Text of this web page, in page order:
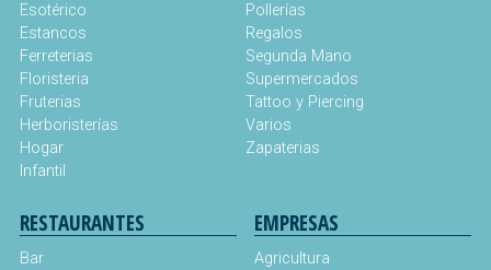
Esotérico
Estancos
Ferreterias
Floristeria
Fruterias
Herboristerías
Hogar
Infantil
Pollerías
Regalos
Segunda Mano
Supermercados
Tattoo y Piercing
Varios
Zapaterias
RESTAURANTES
Bar
EMPRESAS
Agricultura